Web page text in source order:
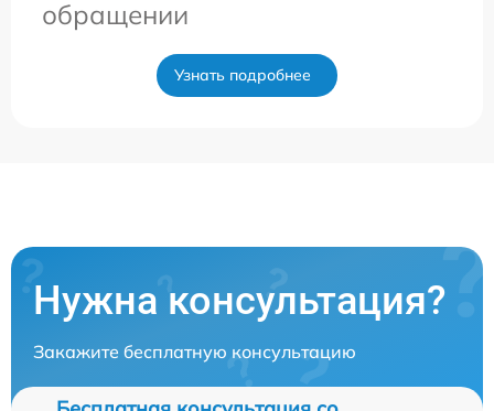
обращении
Узнать подробнее
Нужна консультация?
Закажите бесплатную консультацию